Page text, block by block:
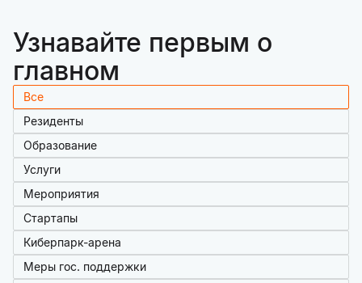
Узнавайте первым о
главном
Все
Резиденты
Образование
Услуги
Мероприятия
Стартапы
Киберпарк-арена
Меры гос. поддержки